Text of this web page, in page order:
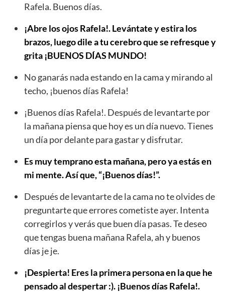
Rafela. Buenos días.
¡Abre los ojos Rafela!. Levántate y estira los
brazos, luego dile a tu cerebro que se refresque y
grita ¡BUENOS DÍAS MUNDO!
No ganarás nada estando en la cama y mirando al
techo, ¡buenos días Rafela!
¡Buenos días Rafela!. Después de levantarte por
la mañana piensa que hoy es un día nuevo. Tienes
un día por delante para gastar y disfrutar.
Es muy temprano esta mañana, pero ya estás en
mi mente. Así que, “¡Buenos días!”.
Después de levantarte de la cama no te olvides de
preguntarte que errores cometiste ayer. Intenta
corregirlos y verás que buen día pasas. Te deseo
que tengas buena mañana Rafela, ah y buenos
días je je.
¡Despierta! Eres la primera persona en la que he
pensado al despertar :). ¡Buenos días Rafela!.